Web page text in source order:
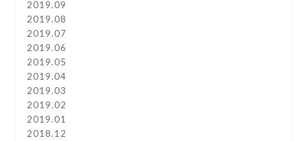
2019.09
2019.08
2019.07
2019.06
2019.05
2019.04
2019.03
2019.02
2019.01
2018.12